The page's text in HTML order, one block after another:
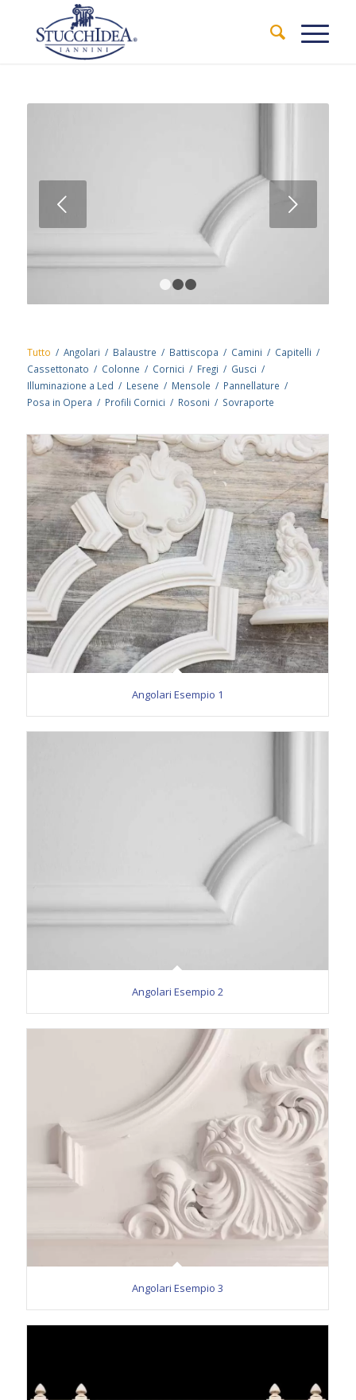
Tutto / Angolari / Balaustre / Battiscopa / Camini / Capitelli /
Cassettonato / Colonne / Cornici / Fregi / Gusci /
Illuminazione a Led / Lesene / Mensole / Pannellature /
Posa in Opera / Profili Cornici / Rosoni / Sovraporte
Angolari Esempio 1
Angolari Esempio 2
Angolari Esempio 3